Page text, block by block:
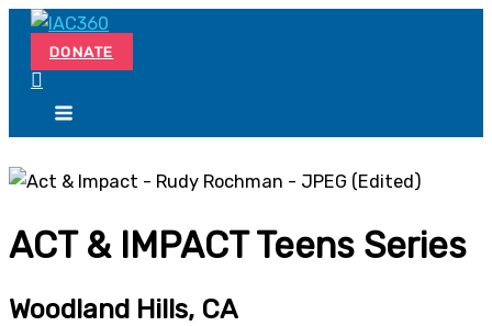
Skip
content
DONATE
ACT & IMPACT Teens Series
Woodland Hills, CA
Search...